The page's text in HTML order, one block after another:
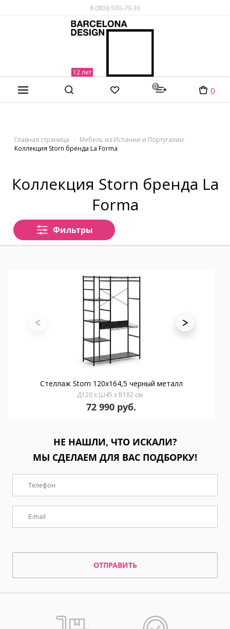
8 (800) 500-70-36
0 0
Главная страница
Мебель из Испании и Португалии
Коллекция Storn бренда La Forma
Коллекция Storn бренда La
Forma
Фильтры
Стеллаж Storn 120x164,5 черный металл
Д120 x Ш45 x В182 см
72 990 руб.
НЕ НАШЛИ, ЧТО ИСКАЛИ?
МЫ СДЕЛАЕМ ДЛЯ ВАС ПОДБОРКУ!
ОТПРАВИТЬ